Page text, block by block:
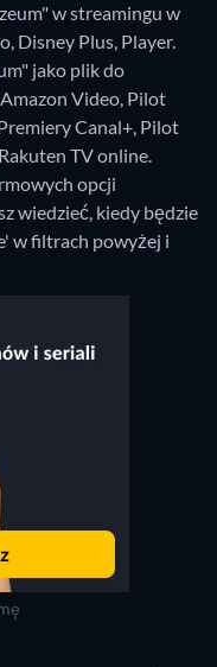
w streamingu w
Disney Plus, Player.
jako plik do
Video, Pilot
Canal+, Pilot
TV online.
opcji
wiedzieć, kiedy będzie
w filtrach powyżej i